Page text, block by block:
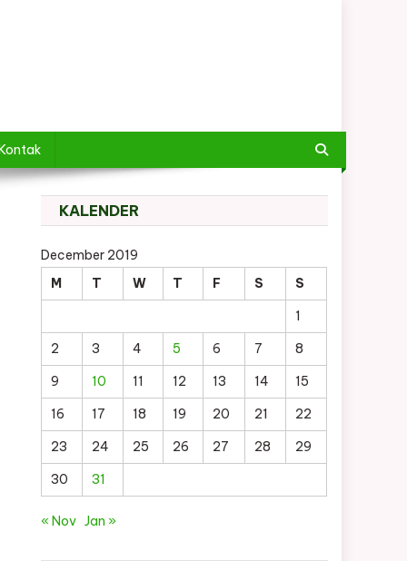
KALENDER
December 2019
M
T W T F S
S
1
2
3 4 5 6 7
8
9
10 11 12 13 14
15
16
17 18 19 20 21
22
23
24 25 26 27 28
29
30
31
« Nov Jan »